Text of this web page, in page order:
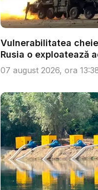
Vulnerabilitatea
Rusia o exploatează
07 august 2026, ora